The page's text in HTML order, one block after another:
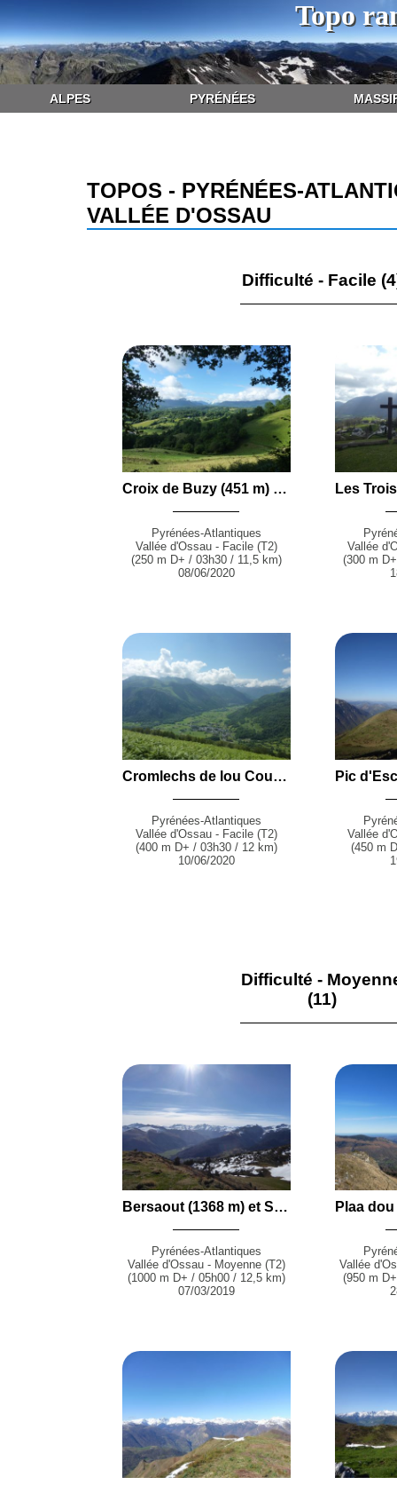
Topo
ALPES PYRÉNÉES
TOPOS - PYRÉNÉES-
VALLÉE D'OSSAU
Difficulté - Facile
Croix de Buzy (451 m) en boucle par Guillon, la Serre et Batmale depuis Rébénacq
Pyrénées-Atlantiques
Vallée d'Ossau - Facile (T2)
(250 m D+ / 03h30 / 11,5 km)
08/06/2020
Vallée
(300 m
Cromlechs de lou Couraus (969 m) en boucle par la Chapelle de Houndas, le Plateau de Houndas, le Plateau de la Técouère et le Col du Porteigt depuis Bilhères-en-Ossau
Pyrénées-Atlantiques
Vallée d'Ossau - Facile (T2)
(400 m D+ / 03h30 / 12 km)
10/06/2020
Vallée
(450 m
Difficulté -
(11)
Bersaout (1368 m) et Soum de Counée (1361 m) par le Plateau du Zoum, le Bois d'Izeste et le Cayolar de Lazercou depuis le Pont des Granges Médevielle (Izeste)
Pyrénées-Atlantiques
Vallée d'Ossau - Moyenne (T2)
(1000 m D+ / 05h00 / 12,5 km)
07/03/2019
Vallée
(950 m